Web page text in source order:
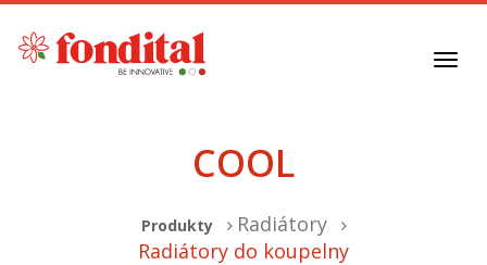
COOL
Produkty
Radiátory
Radiátory do koupelny